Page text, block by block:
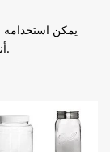
أنواع الأشكال الخاصة وما إلى ذلك، قابلية تطبيق قوية.